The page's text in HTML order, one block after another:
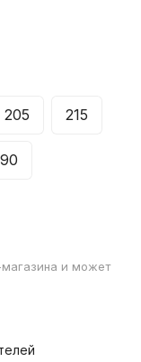
205 215
90
магазина и может